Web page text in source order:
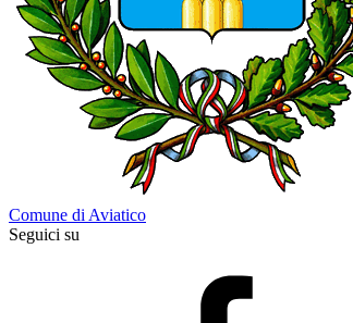
Comune di Aviatico
Seguici su